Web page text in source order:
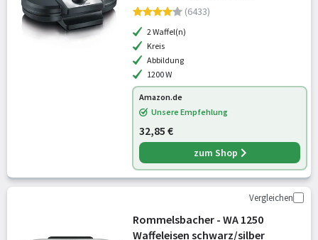
Doppelwaffeleisen für zwei
Herzwaffeleisen im Slim-Design,
ca. 1.200 W Leistung, schwar
(6433)
2 Waffel(n)
Kreis
Abbildung
1200 W
Amazon.de
Unsere Empfehlung
32,85 €
zum Shop
Vergleichen
Rommelsbacher - WA 1250
Waffeleisen schwarz/silber